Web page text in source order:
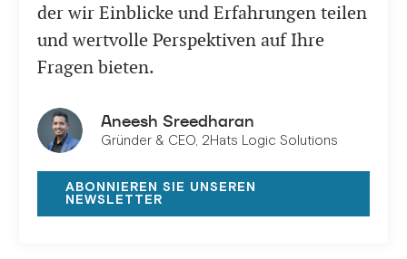
der wir Einblicke und Erfahrungen teilen
und wertvolle Perspektiven auf Ihre
Fragen bieten.
Aneesh Sreedharan
Gründer & CEO, 2Hats Logic Solutions
ABONNIEREN SIE UNSEREN
NEWSLETTER